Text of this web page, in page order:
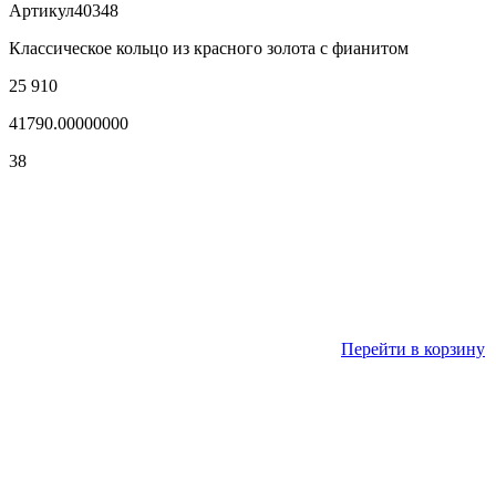
Артикул40348
Классическое кольцо из красного золота с фианитом
25 910
41790.00000000
38
Перейти в корзину